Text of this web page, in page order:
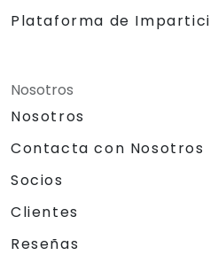
Plataforma de
Nosotros
Nosotros
Contacta con Nosotros
Socios
Clientes
Reseñas